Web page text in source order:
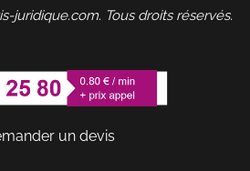
juridique.com. Tous droits réservés.
un devis